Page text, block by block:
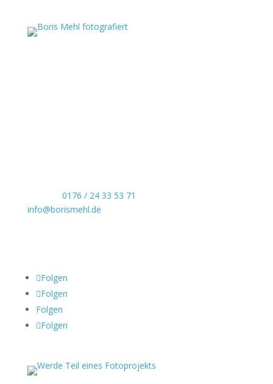
0176 / 24 33 53 71
info@borismehl.de
Folgen
Folgen
Folgen
Folgen